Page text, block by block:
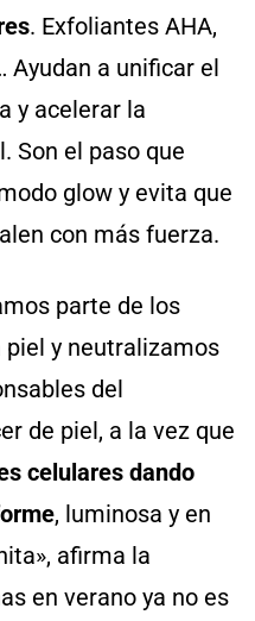
. Exfoliantes AHA,
Ayudan a unificar el
y acelerar la
Son el paso que
glow y evita que
con más fuerza.
parte de los
piel y neutralizamos
del
de piel, a la vez que
celulares dando
, luminosa y en
afirma la
en verano ya no es